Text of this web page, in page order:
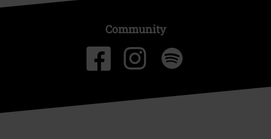
Community